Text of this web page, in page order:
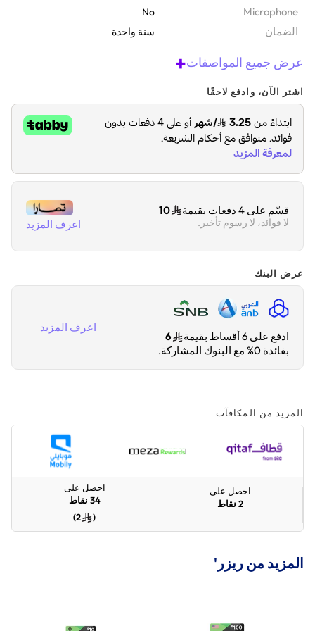
Microphone
No
الضمان‬ سنة واحدة
عرض جميع المواصفات+
اشتر الآن، وادفع لاحقًا
قسّم على 4 دفعات بقيمة 10
لا فوائد، لا رسوم تأخير. اعرف المزيد
عرض البنك
ادفع على 6 أقساط بقيمة
6
بفائدة 0% مع البنوك المشاركة.
اعرف المزيد
المزيد من المكافآت
احصل على
2 نقاط
احصل على
34 نقاط
(
2
)
المزيد من ريزر'